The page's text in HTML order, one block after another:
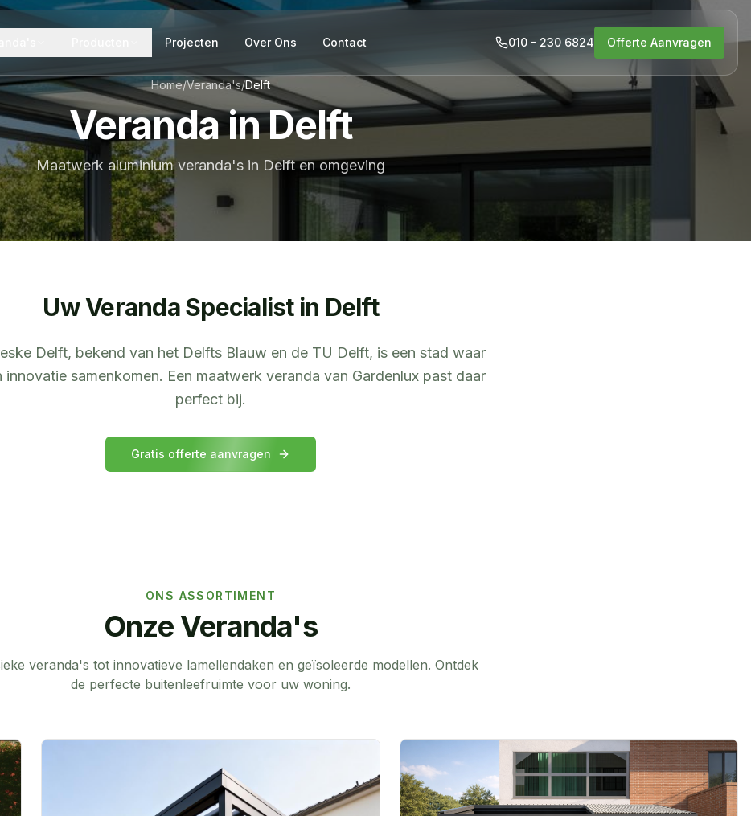
Projecten Over Ons Contact 010 - 230 6824 Offerte Aanvragen
Home/Veranda's/Delft
Veranda in Delft
Maatwerk aluminium veranda's in Delft en omgeving
Uw Veranda Specialist in Delft
Delft, bekend van het Delfts Blauw en de TU Delft, is een stad waar
innovatie samenkomen. Een maatwerk veranda van Gardenlux past daar
perfect bij.
Gratis offerte aanvragen
ONS ASSORTIMENT
Onze Veranda's
veranda's tot innovatieve lamellendaken en geïsoleerde modellen. Ontdek
de perfecte buitenleefruimte voor uw woning.